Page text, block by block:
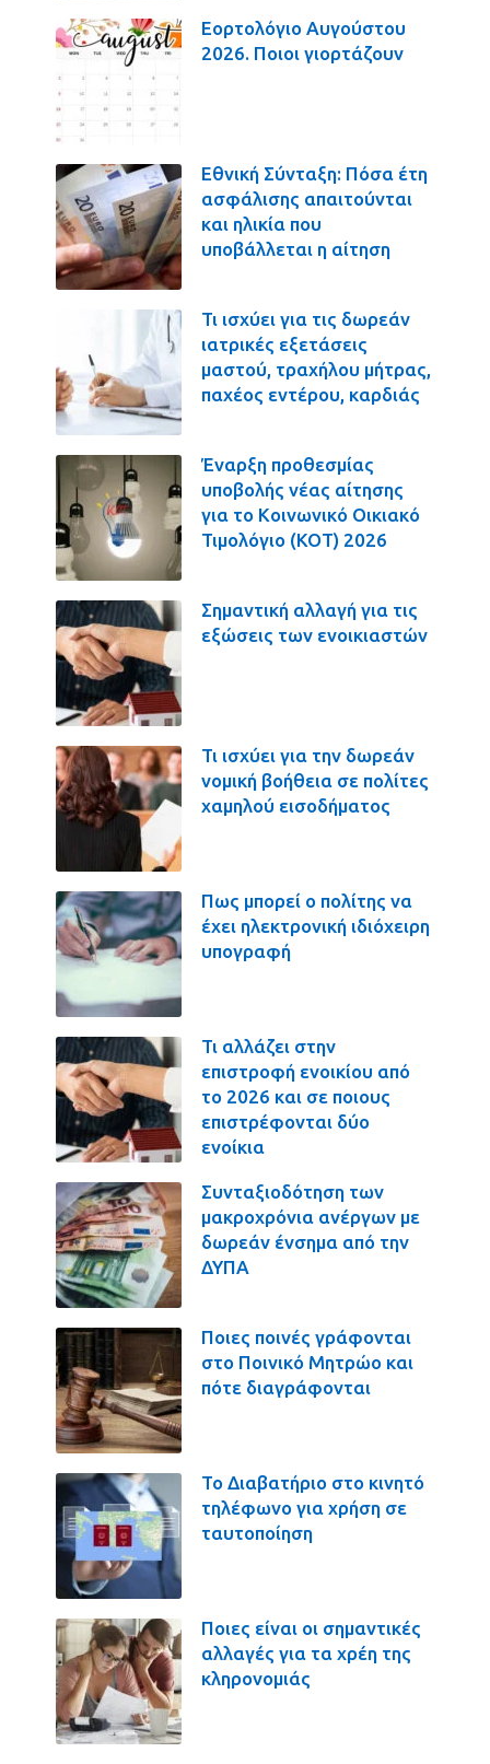
Εορτολόγιο Αυγούστου
2026. Ποιοι γιορτάζουν
Εθνική Σύνταξη: Πόσα έτη
ασφάλισης απαιτούνται
και ηλικία που
υποβάλλεται η αίτηση
Τι ισχύει για τις δωρεάν
ιατρικές εξετάσεις
μαστού, τραχήλου μήτρας,
παχέος εντέρου, καρδιάς
Έναρξη προθεσμίας
υποβολής νέας αίτησης
για το Κοινωνικό Οικιακό
Τιμολόγιο (ΚΟΤ) 2026
Σημαντική αλλαγή για τις
εξώσεις των ενοικιαστών
Τι ισχύει για την δωρεάν
νομική βοήθεια σε πολίτες
χαμηλού εισοδήματος
Πως μπορεί ο πολίτης να
έχει ηλεκτρονική ιδιόχειρη
υπογραφή
Τι αλλάζει στην
επιστροφή ενοικίου από
το 2026 και σε ποιους
επιστρέφονται δύο
ενοίκια
Συνταξιοδότηση των
μακροχρόνια ανέργων με
δωρεάν ένσημα από την
ΔΥΠΑ
Ποιες ποινές γράφονται
στο Ποινικό Μητρώο και
πότε διαγράφονται
Το Διαβατήριο στο κινητό
τηλέφωνο για χρήση σε
ταυτοποίηση
Ποιες είναι οι σημαντικές
αλλαγές για τα χρέη της
κληρονομιάς